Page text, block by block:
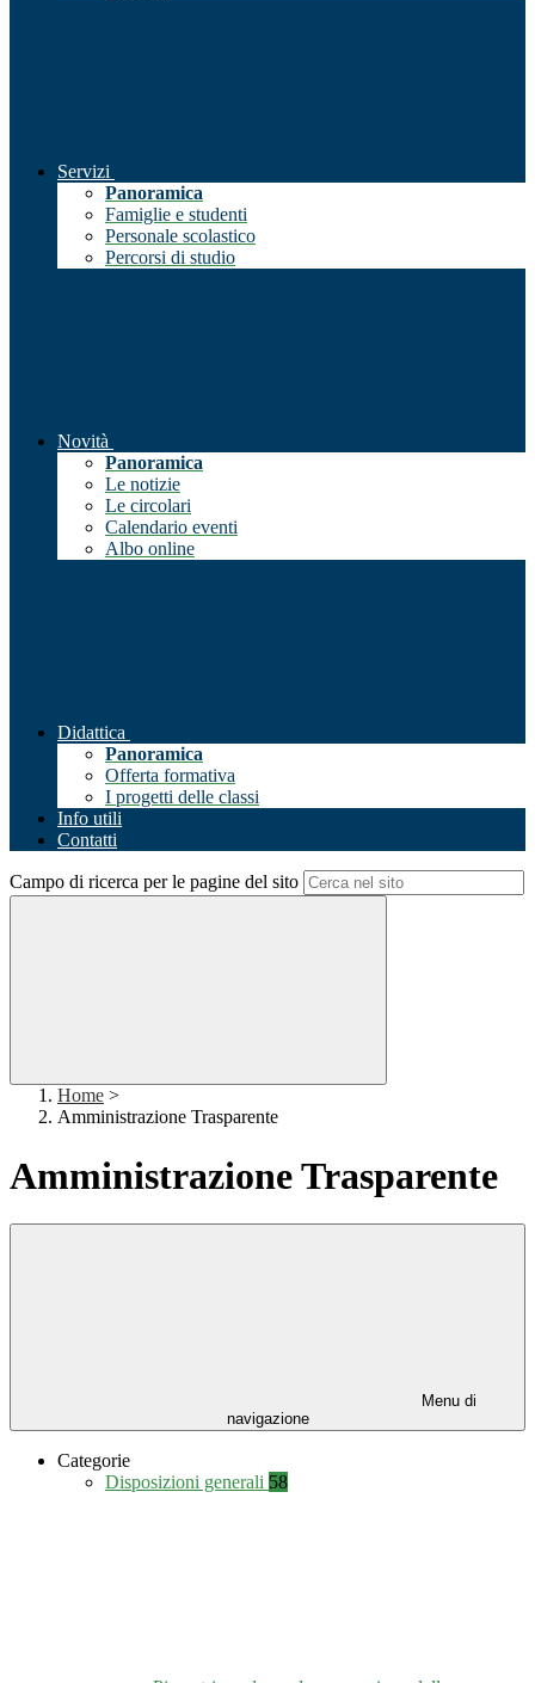
Servizi
Panoramica
Famiglie e studenti
Personale scolastico
Percorsi di studio
Novità
Panoramica
Le notizie
Le circolari
Calendario eventi
Albo online
Didattica
Panoramica
Offerta formativa
I progetti delle classi
Info utili
Contatti
Campo di ricerca per le pagine del sito
Home >
Amministrazione Trasparente
Amministrazione Trasparente
Menu di
navigazione
Categorie
Disposizioni generali 58